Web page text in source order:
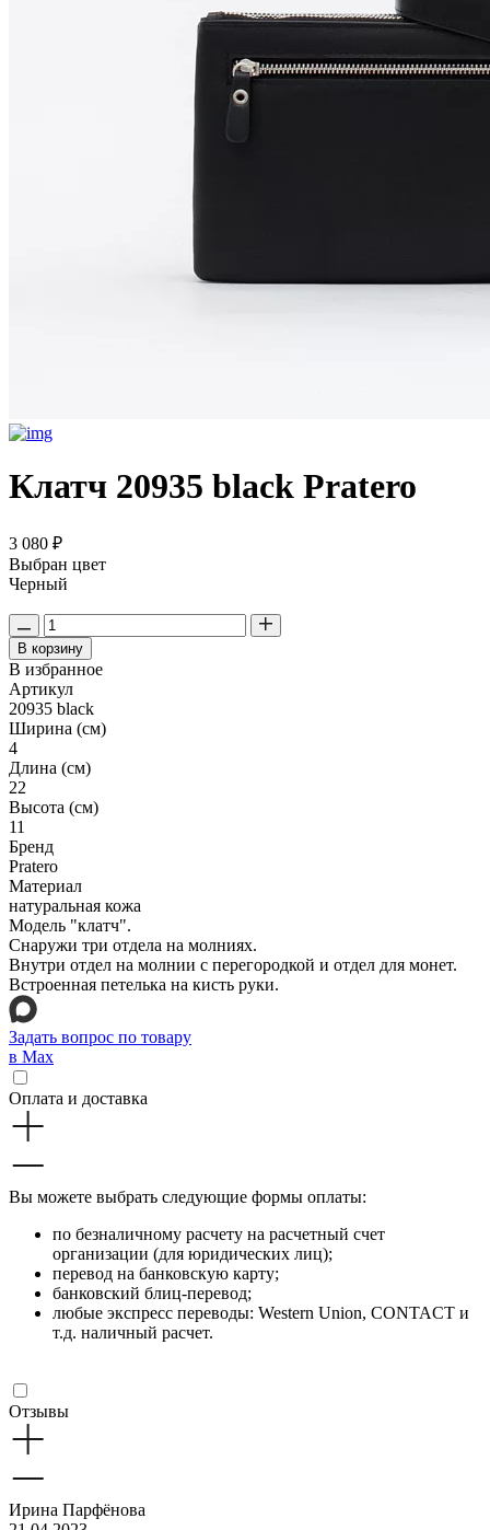
Клатч 20935 black Pratero
3 080 ₽
Выбран цвет
Черный
В корзину
В избранное
Артикул
20935 black
Ширина (см)
4
Длина (см)
22
Высота (см)
11
Бренд
Pratero
Материал
натуральная кожа
Модель "клатч".
Снаружи три отдела на молниях.
Внутри отдел на молнии с перегородкой и отдел для монет.
Встроенная петелька на кисть руки.
Задать вопрос по товару
в Max
Оплата и доставка
Вы можете выбрать следующие формы оплаты:
по безналичному расчету на расчетный счет
организации (для юридических лиц);
перевод на банковскую карту;
банковский блиц-перевод;
любые экспресс переводы: Western Union, CONTACT и
т.д. наличный расчет.
Отзывы
Ирина Парфёнова